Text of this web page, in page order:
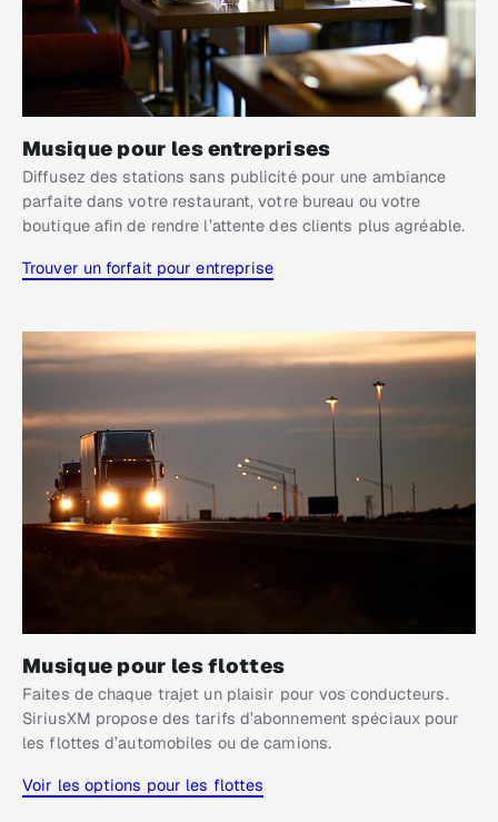
Musique pour les entreprises
Diffusez des stations sans publicité pour une ambiance
parfaite dans votre restaurant, votre bureau ou votre
boutique afin de rendre l’attente des clients plus agréable.
Trouver un forfait pour entreprise
Musique pour les flottes
Faites de chaque trajet un plaisir pour vos conducteurs.
SiriusXM propose des tarifs d’abonnement spéciaux pour
les flottes d’automobiles ou de camions.
Voir les options pour les flottes